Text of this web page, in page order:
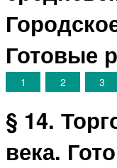
Готовые
1 2 3
§ 14.
века.